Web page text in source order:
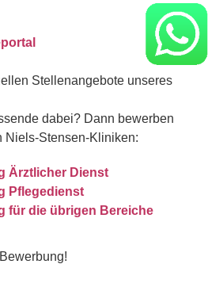
Stellenangebote unseres
dabei? Dann bewerben
Niels-Stensen-Kliniken:
Ärztlicher Dienst
Pflegedienst
für die übrigen Bereiche